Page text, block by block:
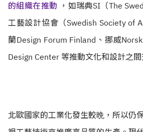
的組織在推動 ，如瑞典SI（The
工藝設計協會（Swedish Society of
蘭Design Forum Finland、挪威
Design Center 等推動文化和設計之間
北歐國家的工業化發生較晩，所以仍